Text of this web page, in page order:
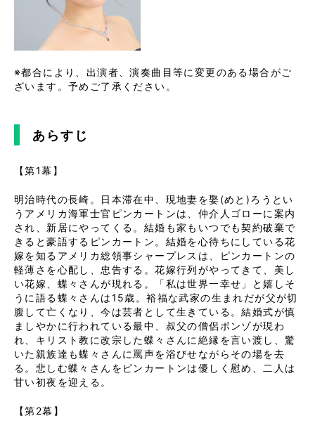
※都合により、出演者、演奏曲目等に変更のある場合がご
ざいます。予めご了承ください。
あらすじ
【第1幕】
明治時代の長崎。日本滞在中、現地妻を娶(めと)ろうとい
うアメリカ海軍士官ピンカートンは、仲介人ゴローに案内
され、新居にやってくる。結婚も家もいつでも契約破棄で
きると豪語するピンカートン。結婚を心待ちにしている花
嫁を知るアメリカ総領事シャープレスは、ピンカートンの
軽薄さを心配し、忠告する。花嫁行列がやってきて、美し
い花嫁、蝶々さんが現れる。「私は世界一幸せ」と嬉しそ
うに語る蝶々さんは15歳。裕福な武家の生まれだが父が切
腹して亡くなり、今は芸者として生きている。結婚式が慎
ましやかに行われている最中、叔父の僧侶ボンゾが現わ
れ、キリスト教に改宗した蝶々さんに絶縁を言い渡し、驚
いた親族達も蝶々さんに罵声を浴びせながらその場を去
る。悲しむ蝶々さんをピンカートンは優しく慰め、二人は
甘い初夜を迎える。
【第2幕】